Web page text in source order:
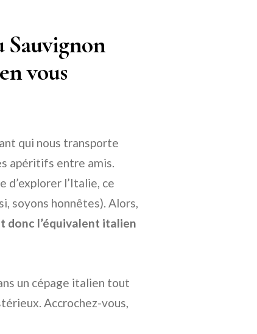
Sauvignon
vous
qui nous transporte
apéritifs entre amis.
d’explorer l’Italie, ce
soyons honnêtes). Alors,
donc l’équivalent italien
un cépage italien tout
Accrochez-vous,